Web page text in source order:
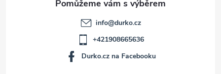
info@durko.cz
+421908665636
Durko.cz na Facebooku